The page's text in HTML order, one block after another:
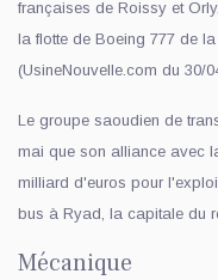
françaises de Roissy et
la flotte de Boeing 777 de
(UsineNouvelle.com du 30/
Le groupe saoudien de
mai que son alliance avec
milliard d'euros pour
bus à Ryad, la capitale du
Mécanique